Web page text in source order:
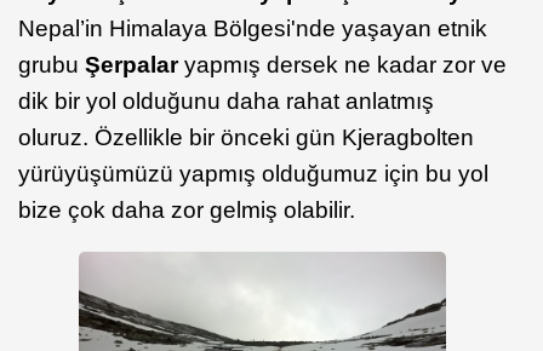
Nepal’in Himalaya Bölgesi'nde yaşayan etnik
grubu Şerpalaryapmış dersek ne kadar zor ve
dik bir yol olduğunu daha rahat anlatmış
oluruz. Özellikle bir önceki gün Kjeragbolten
yürüyüşümüzü yapmış olduğumuz için bu yol
bize çok daha zor gelmiş olabilir.